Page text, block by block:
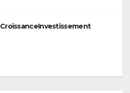
CroissanceInvestissement